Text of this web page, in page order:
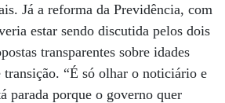
Já a reforma da Previdência, com
estar sendo discutida pelos dois
transparentes sobre idades
transição. “É só olhar o noticiário e
parada porque o governo quer